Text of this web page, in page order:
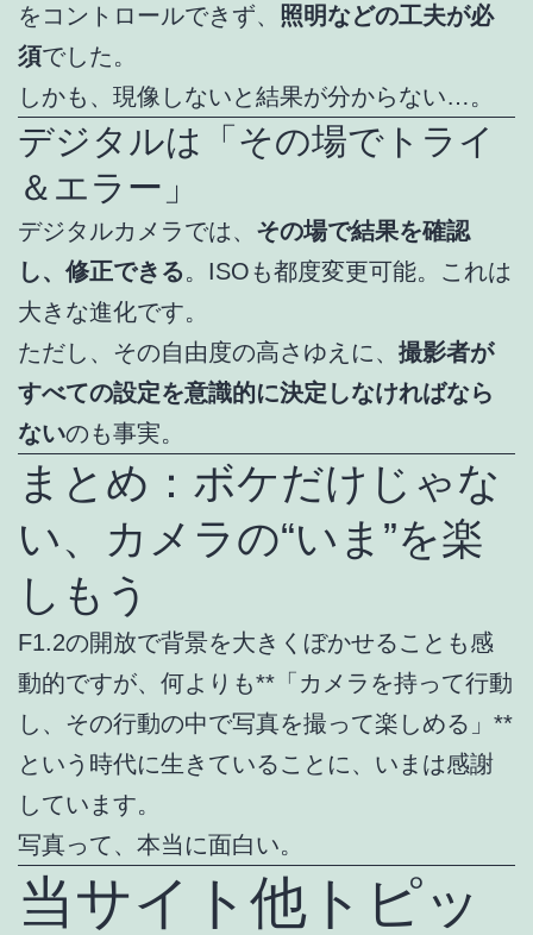
をコントロールできず、 照明などの工夫が必
須でした。
しかも、現像しないと結果が分からない…。
デジタルは「その場でトライ
＆エラー」
デジタルカメラでは、 その場で結果を確認
し、修正できる。ISOも都度変更可能。これは
大きな進化です。
ただし、その自由度の高さゆえに、 撮影者が
すべての設定を意識的に決定しなければなら
ないのも事実。
まとめ：ボケだけじゃな
い、カメラの“いま”を楽
しもう
F1.2の開放で背景を大きくぼかせることも感
動的ですが、何よりも**「カメラを持って行動
し、その行動の中で写真を撮って楽しめる」**
という時代に生きていることに、いまは感謝
しています。
写真って、本当に面白い。
当サイト他トピッ